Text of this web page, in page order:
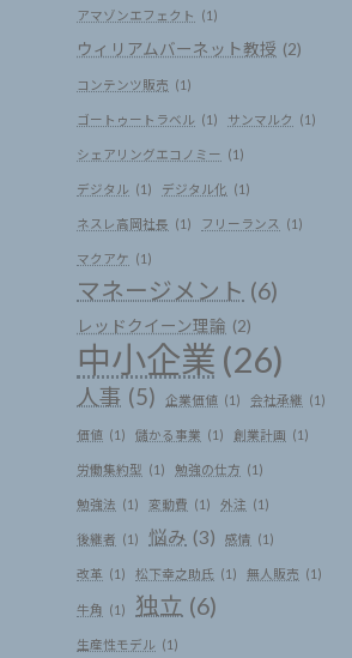
アマゾンエフェクト (1)
ウィリアムバーネット教授 (2)
コンテンツ販売 (1)
ゴートゥートラベル (1) サンマルク (1)
シェアリングエコノミー (1)
デジタル (1) デジタル化 (1)
ネスレ高岡社長 (1) フリーランス (1)
マクアケ (1)
マネージメント (6)
レッドクイーン理論 (2)
中小企業 (26)
人事 (5) 企業価値 (1) 会社承継 (1)
価値 (1) 儲かる事業 (1) 創業計画 (1)
労働集約型 (1) 勉強の仕方 (1)
勉強法 (1) 変動費 (1) 外注 (1)
後継者 (1) 悩み (3) 感情 (1)
改革 (1) 松下幸之助氏 (1) 無人販売 (1)
牛角 (1) 独立 (6)
生産性モデル (1)